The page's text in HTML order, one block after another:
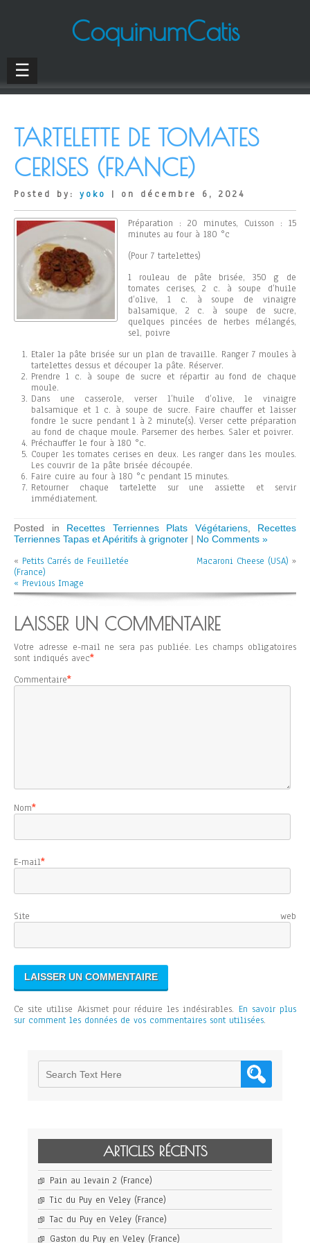
CoquinumCatis
☰
TARTELETTE DE TOMATES
CERISES (FRANCE)
Posted by: yoko | on décembre 6, 2024
Préparation : 20 minutes, Cuisson : 15
minutes au four à 180 °c
(Pour 7 tartelettes)
1 rouleau de pâte brisée, 350 g de
tomates cerises, 2 c. à soupe d’huile
d’olive, 1 c. à soupe de vinaigre
balsamique, 2 c. à soupe de sucre,
quelques pincées de herbes mélangés,
sel, poivre
Etaler la pâte brisée sur un plan de travaille. Ranger 7 moules à
tartelettes dessus et découper la pâte. Réserver.
Prendre 1 c. à soupe de sucre et répartir au fond de chaque
moule.
Dans une casserole, verser l’huile d’olive, le vinaigre
balsamique et 1 c. à soupe de sucre. Faire chauffer et laisser
fondre le sucre pendant 1 à 2 minute(s). Verser cette préparation
au fond de chaque moule. Parsemer des herbes. Saler et poivrer.
Préchauffer le four à 180 °c.
Couper les tomates cerises en deux. Les ranger dans les moules.
Les couvrir de la pâte brisée découpée.
Faire cuire au four à 180 °c pendant 15 minutes.
Retourner chaque tartelette sur une assiette et servir
immédiatement.
Posted in Recettes Terriennes Plats Végétariens, Recettes
Terriennes Tapas et Apéritifs à grignoter | No Comments »
« Petits Carrés de Feuilletée
(France)
Macaroni Cheese (USA) »
« Previous Image
LAISSER UN COMMENTAIRE
Votre adresse e-mail ne sera pas publiée. Les champs obligatoires
sont indiqués avec*
Commentaire*
Nom*
E-mail*
Site web
Ce site utilise Akismet pour réduire les indésirables. En savoir plus
sur comment les données de vos commentaires sont utilisées.
ARTICLES RÉCENTS
Pain au levain 2 (France)
Tic du Puy en Veley (France)
Tac du Puy en Veley (France)
Gaston du Puy en Veley (France)